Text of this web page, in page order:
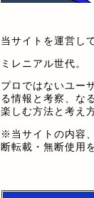
当サイトを運営し
ミレニアル世代。
プロではないユー
る情報と考察、な
楽しむ方法と考え
※当サイトの内容
断転載・無断使用